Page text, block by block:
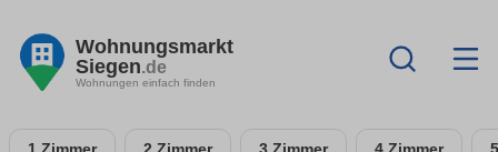
Wohnungsmarkt
Siegen.de
Wohnungen einfach finden